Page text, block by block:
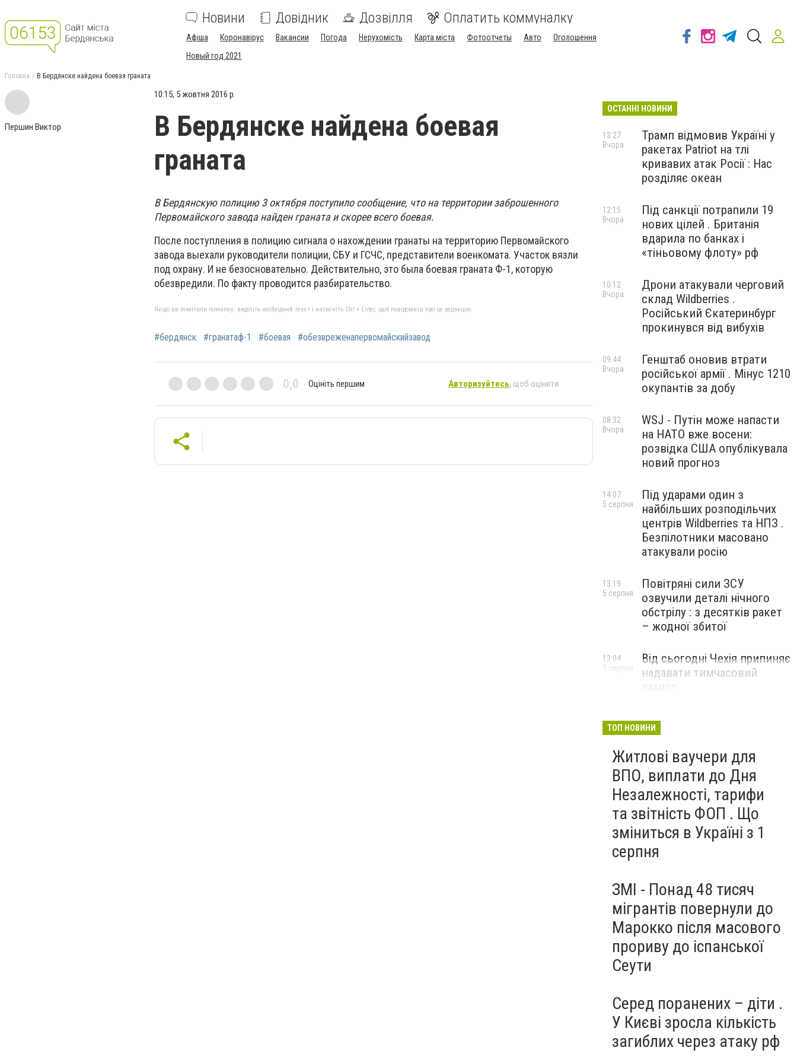
Новини Довідник Дозвілля Оплатить коммуналку
Афіша Коронавірус Вакансии Погода Нерухомість Карта міста Фотоотчеты Авто
Оголошення
Новый год 2021
Головна В Бердянске найдена боевая граната
Першин Виктор
10:15, 5 жовтня 2016 р.
В Бердянске найдена боевая
граната
В Бердянскую полицию 3 октября поступило сообщение, что на территории заброшенного
Первомайского завода найден граната и скорее всего боевая.
После поступления в полицию сигнала о нахождении гранаты на территорию Первомайского
завода выехали руководители полиции, СБУ и ГСЧС, представители военкомата. Участок вязли
под охрану. И не безосновательно. Действительно, это была боевая граната Ф-1, которую
обезвредили. По факту проводится разбирательство.
Якщо ви помітили помилку, виділіть необхідний текст і натисніть Ctrl + Enter, щоб повідомити про це редакцію
#бердянск #гранатаф-1 #боевая #обезвреженапервомайскийзавод
0,0 Оцініть першим Авторизуйтесь, щоб оцінити
ОСТАННІ НОВИНИ
Трамп відмовив Україні у
ракетах Patriot на тлі
кривавих атак Росії : Нас
розділяє океан
13:27
Вчора
Під санкції потрапили 19
нових цілей . Британія
вдарила по банках і
«тіньовому флоту» рф
12:15
Вчора
Дрони атакували черговий
склад Wildberries .
Російський Єкатеринбург
прокинувся від вибухів
10:12
Вчора
Генштаб оновив втрати
російської армії . Мінус 1210
окупантів за добу
09:44
Вчора
WSJ - Путін може напасти
на НАТО вже восени:
розвідка США опублікувала
новий прогноз
08:32
Вчора
Під ударами один з
найбільших розподільчих
центрів Wildberries та НПЗ .
Безпілотники масовано
атакували росію
14:07
5 серпня
Повітряні сили ЗСУ
озвучили деталі нічного
обстрілу : з десятків ракет
– жодної збитої
13:19
5 серпня
Від сьогодні Чехія припиняє
надавати тимчасовий
12:04
5 серпня
ТОП НОВИНИ
Житлові ваучери для
ВПО, виплати до Дня
Незалежності, тарифи
та звітність ФОП . Що
зміниться в Україні з 1
серпня
ЗМІ - Понад 48 тисяч
мігрантів повернули до
Марокко після масового
прориву до іспанської
Сеути
Серед поранених – діти .
У Києві зросла кількість
загиблих через атаку рф